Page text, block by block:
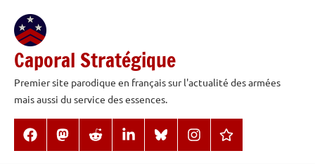
contenu
Caporal Stratégique
Premier site parodique en français sur l'actualité des armées
mais aussi du service des essences.
FacebookMastodonReddit LinkedInBlueSkyInstagramThreads